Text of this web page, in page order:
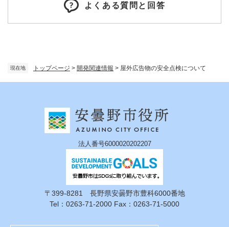
現在地 トップページ > 開発関連情報 > 屋外広告物の安全点検について
よくある質問と回答
法人番号6000020202207
〒399-8281 長野県安曇野市豊科6000番地
Tel：0263-71-2000 Fax：0263-71-5000